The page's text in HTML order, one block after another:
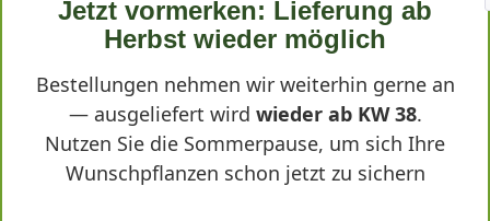
'Pink Double Delight®'
Jetzt vormerken: Lieferung ab
Herbst wieder möglich
Bestellungen nehmen wir weiterhin gerne an
— ausgeliefert wird wieder ab KW 38.
Nutzen Sie die Sommerpause, um sich Ihre
Wunschpflanzen schon jetzt zu sichern